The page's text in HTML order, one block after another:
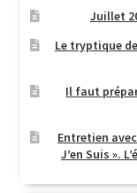
Juillet
Le tryptique
Il faut
Entretien
J’en Suis ».